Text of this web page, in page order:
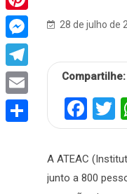
28 de julho de
Compartilhe:
A ATEAC
junto a 800
Pinterest
Messenger
Telegram
Email